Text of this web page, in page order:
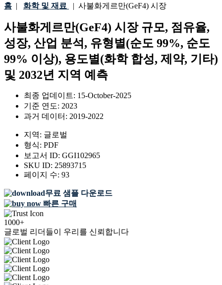
홈 | 화학 및 재료 | 사불화게르만(GeF4) 시장
사불화게르만(GeF4) 시장 규모, 점유율,
성장, 산업 분석, 유형별(순도 99%, 순도
99% 이상), 용도별(화학 합성, 제약, 기타)
및 2032년 지역 예측
최종 업데이트: 15-October-2025
기준 연도: 2023
과거 데이터: 2019-2022
지역: 글로벌
형식: PDF
보고서 ID: GGI102965
SKU ID: 25893715
페이지 수: 93
무료 샘플 다운로드
빠른 구매
1000+
글로벌 리더들이 우리를 신뢰합니다